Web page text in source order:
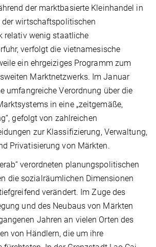
der marktbasierte Kleinhandel in
der wirtschaftspolitischen
relativ wenig staatliche
verfolgt die vietnamesische
ein ehrgeiziges Programm zum
Marktnetzwerks. Im Januar
umfangreiche Verordnung über die
in eine „zeitgemäße,
gefolgt von zahlreichen
zur Klassifizierung, Verwaltung,
Privatisierung von Märkten.
verordneten planungspolitischen
die sozialräumlichen Dimensionen
verändert. Im Zuge des
und des Neubaus von Märkten
Jahren an vielen Orten des
von Händlern, die um ihre